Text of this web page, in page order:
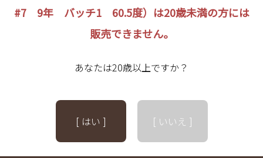
#7 9年 バッチ1 60.5度）は20歳未満の方には
販売できません。
あなたは20歳以上ですか？
[ はい ] [ いいえ ]